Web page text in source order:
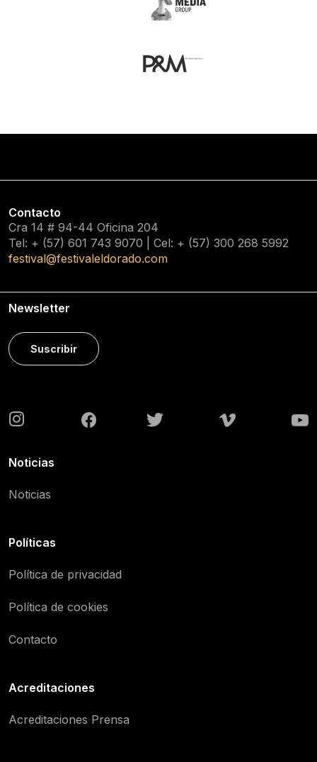
Contacto
Cra 14 # 94-44 Oficina 204
Tel: + (57) 601 743 9070 | Cel: + (57) 300 268 5992
festival@festivaleldorado.com
Newsletter
Suscribir
Noticias
Noticias
Políticas
Política de privacidad
Política de cookies
Contacto
Acreditaciones
Acreditaciones Prensa